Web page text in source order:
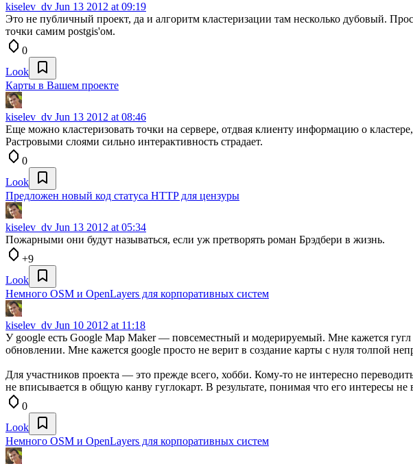
kiselev_dv Jun 13 2012 at 09:19
Это не публичный проект, да и алгоритм кластеризации там несколько дубовый.
точки самим postgis'ом.
0
Look
Карты в Вашем проекте
kiselev_dv Jun 13 2012 at 08:46
Еще можно кластеризовать точки на сервере, отдвая клиенту информацию о
Растровыми слоями сильно интерактивность страдает.
0
Look
Предложен новый код статуса HTTP для цензуры
kiselev_dv Jun 13 2012 at 05:34
Пожарными они будут называться, если уж претворять роман Брэдбери в жизнь.
+9
Look
Немного OSM и OpenLayers для корпоративных систем
kiselev_dv Jun 10 2012 at 11:18
У google есть Google Map Maker — повсеместный и модерируемый. Мне кажется
обновлении. Мне кажется google просто не верит в создание карты с нуля толпой
Для участников проекта — это прежде всего, хобби. Кому-то не интересно
не вписывается в общую канву гуглокарт. В результате, понимая что его интересы
0
Look
Немного OSM и OpenLayers для корпоративных систем